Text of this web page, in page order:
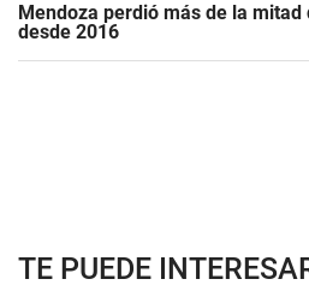
Mendoza perdió más de la
desde 2016
TE PUEDE